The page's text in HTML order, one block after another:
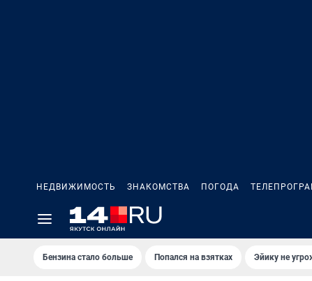
НЕДВИЖИМОСТЬ ЗНАКОМСТВА ПОГОДА
Бензина стало больше Попался на взятках Эйику не